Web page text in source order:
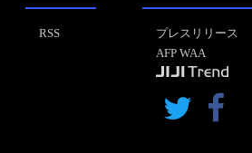
RSS
プレスリリース
AFP WAA